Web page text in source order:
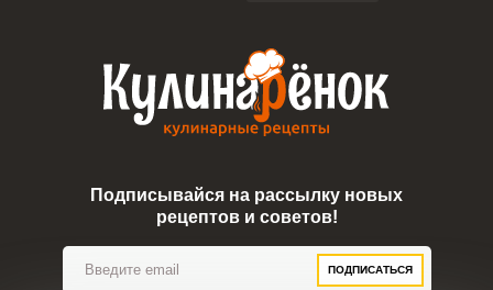
Подписывайся на рассылку новых
рецептов и советов!
ПОДПИСАТЬСЯ